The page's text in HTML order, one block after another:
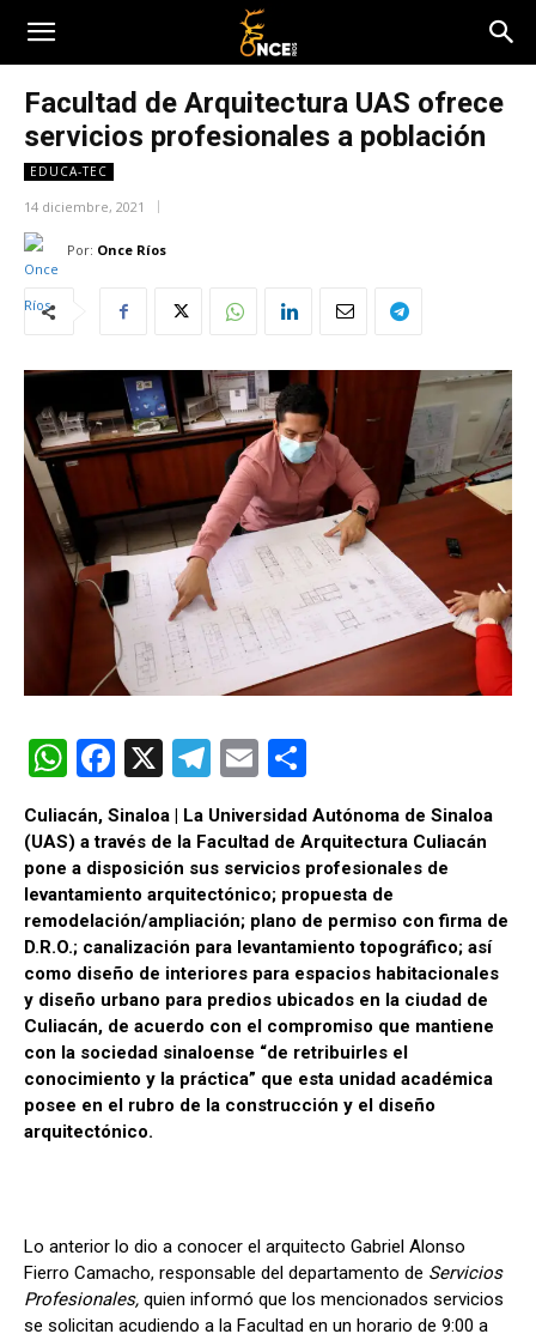
Facultad de Arquitectura UAS ofrece
servicios profesionales a población
EDUCA-TEC
14 diciembre, 2021
Por: Once Ríos
W
h
at
s
A
p
p
F
a
ce
b
o
o
k
X
T
el
e
gr
a
m
E
m
ail
o
m
p
ar
tir
Culiacán, Sinaloa | La Universidad Autónoma de Sinaloa
(UAS) a través de la Facultad de Arquitectura Culiacán
pone a disposición sus servicios profesionales de
levantamiento arquitectónico; propuesta de
remodelación/ampliación; plano de permiso con firma de
D.R.O.; canalización para levantamiento topográfico; así
como diseño de interiores para espacios habitacionales
y diseño urbano para predios ubicados en la ciudad de
Culiacán, de acuerdo con el compromiso que mantiene
con la sociedad sinaloense “de retribuirles el
conocimiento y la práctica” que esta unidad académica
posee en el rubro de la construcción y el diseño
arquitectónico.
Lo anterior lo dio a conocer el arquitecto Gabriel Alonso
Fierro Camacho, responsable del departamento de Servicios
Profesionales, quien informó que los mencionados servicios
se solicitan acudiendo a la Facultad en un horario de 9:00 a